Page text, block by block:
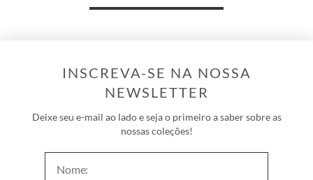
INSCREVA-SE NA NOSSA
NEWSLETTER
Deixe seu e-mail ao lado e seja o primeiro a saber sobre as
nossas coleções!